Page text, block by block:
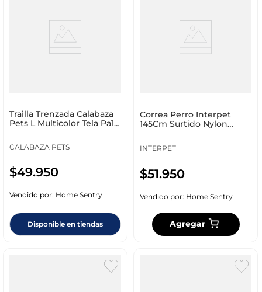
Trailla Trenzada Calabaza
Pets L Multicolor Tela Pa11
CALABAZA PETS
$49.950
Vendido por: Home Sentry
Disponible en tiendas
Correa Perro Interpet
145Cm Surtido Nylon
INTERPET
$51.950
Vendido por: Home Sentry
Agregar